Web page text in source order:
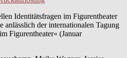
Identitätsfragen im Figurentheater
anlässlich der internationalen Tagung
Figurentheater« (Januar